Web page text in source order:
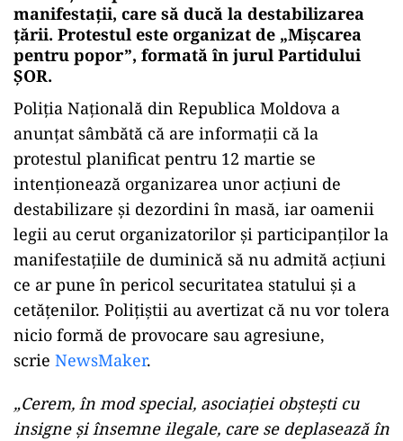
manifestaţii, care să ducă la destabilizarea
ţării. Protestul este organizat de „Mişcarea
pentru popor”, formată în jurul Partidului
ŞOR.
Poliţia Naţională din Republica Moldova a
anunţat sâmbătă că are informaţii că la
protestul planificat pentru 12 martie se
intenţionează organizarea unor acţiuni de
destabilizare şi dezordini în masă, iar oamenii
legii au cerut organizatorilor şi participanţilor la
manifestaţiile de duminică să nu admită acţiuni
ce ar pune în pericol securitatea statului şi a
cetăţenilor. Poliţiştii au avertizat că nu vor tolera
nicio formă de provocare sau agresiune,
scrie NewsMaker.
„Cerem, în mod special, asociaţiei obşteşti cu
insigne şi însemne ilegale, care se deplasează în